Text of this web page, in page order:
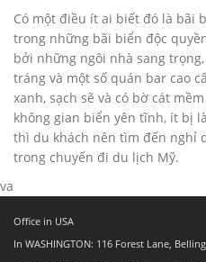
Có một điều ít ai biết đó là bãi
trong những bãi biển độc
bởi những ngôi nhà sang
tráng và một số quán bar cao
xanh, sạch sẽ và có bờ cát
không gian biển yên tĩnh, ít bị
thì du khách nên tìm đến nghỉ
trong chuyến đi du lịch Mỹ.
va
Office in USA
In WASHINGTON: 116 Forest Lane,